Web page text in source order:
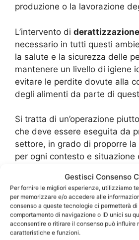
Gestisci Consenso
Per fornire le migliori esperienze, utilizziamo
per memorizzare e/o accedere alle
consenso a queste tecnologie ci permetterà
comportamento di navigazione o ID unici su
acconsentire o ritirare il consenso può influire
caratteristiche e funzioni.
produzione o la lavorazione
L’intervento di
necessario in tutti questi
la salute e la sicurezza delle
mantenere un livello di igiene
evitare le perdite dovute alla
degli alimenti da parte di
Si tratta di un’operazione
che deve essere eseguita da
settore, in grado di proporre
per ogni contesto e situazione
l’ambiente naturale, per gli
per i prodotti alimentari stessi.
I rischi dovuti